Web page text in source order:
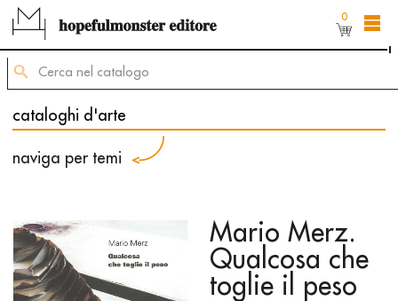
L'area shop del sito è ancora in costruzione,
ma puoi comunque ordinare dei titoli inviando
mailing@hopefulmonster.net
0
cataloghi d'arte
naviga per temi
Mario Merz.
Qualcosa che
toglie il peso